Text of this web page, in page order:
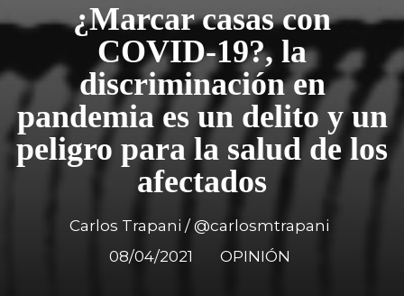
¿Marcar casas con
COVID-19?, la
discriminación en
pandemia es un delito y un
peligro para la salud de los
afectados
Carlos Trapani / @carlosmtrapani
08/04/2021 OPINIÓN